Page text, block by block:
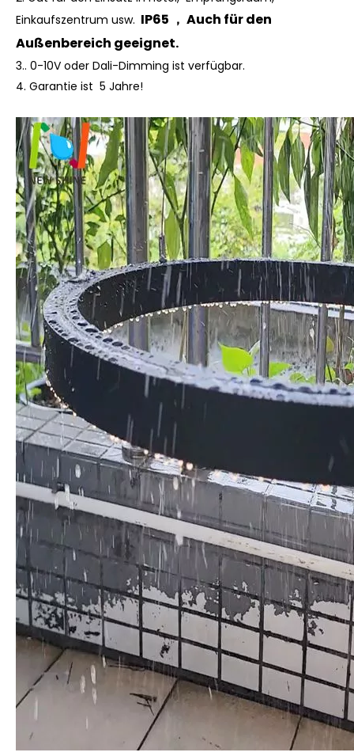
Einkaufszentrum usw. IP65 ， Auch für den
Außenbereich geeignet.
3.. 0-10V oder Dali-Dimming ist verfügbar.
4. Garantie ist 5 Jahre!